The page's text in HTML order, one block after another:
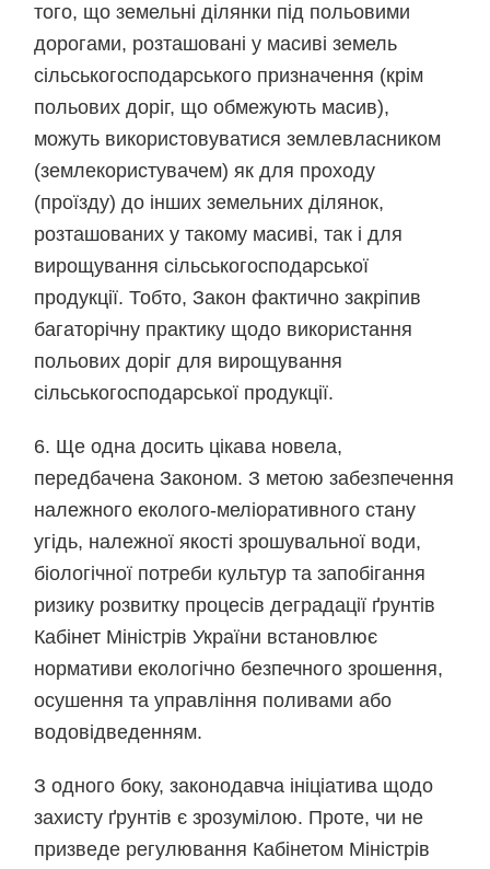
того, що земельні ділянки під польовими
дорогами, розташовані у масиві земель
сільськогосподарського призначення (крім
польових доріг, що обмежують масив),
можуть використовуватися землевласником
(землекористувачем) як для проходу
(проїзду) до інших земельних ділянок,
розташованих у такому масиві, так і для
вирощування сільськогосподарської
продукції. Тобто, Закон фактично закріпив
багаторічну практику щодо використання
польових доріг для вирощування
сільськогосподарської продукції.
6. Ще одна досить цікава новела,
передбачена Законом. З метою забезпечення
належного еколого-меліоративного стану
угідь, належної якості зрошувальної води,
біологічної потреби культур та запобігання
ризику розвитку процесів деградації ґрунтів
Кабінет Міністрів України встановлює
нормативи екологічно безпечного зрошення,
осушення та управління поливами або
водовідведенням.
З одного боку, законодавча ініціатива щодо
захисту ґрунтів є зрозумілою. Проте, чи не
призведе регулювання Кабінетом Міністрів